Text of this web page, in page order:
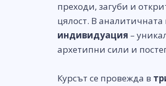
преходи, загуби и
цялост. В аналитичната
индивидуация –
архетипни сили и
Курсът се провежда в